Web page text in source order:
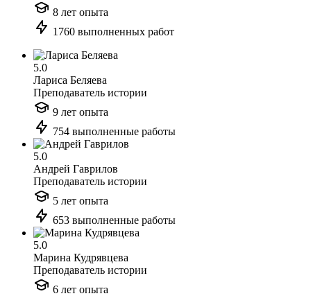
8 лет опыта
1760 выполненных работ
5.0
Лариса Беляева
Преподаватель истории
9 лет опыта
754 выполненные работы
5.0
Андрей Гаврилов
Преподаватель истории
5 лет опыта
653 выполненные работы
5.0
Марина Кудрявцева
Преподаватель истории
6 лет опыта